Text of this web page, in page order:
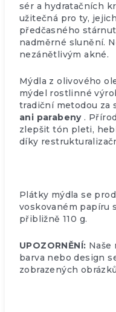
sér a hydratačních
užitečná pro ty,
předčasného
nadměrné slunění.
nezánětlivým akné.
Mýdla z olivového
mýdel rostlinné
tradiční metodou za
ani parabeny.
zlepšit tón pleti,
díky
Plátky mýdla se
voskovaném papíru
přibližně 110 g.
UPOZORNĚNÍ: Naše
barva nebo design
zobrazených